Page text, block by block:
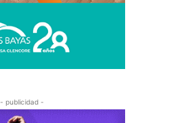
- publicidad -